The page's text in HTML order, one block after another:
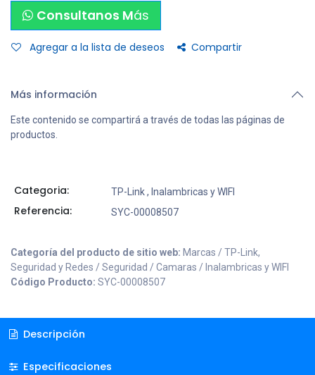
Consultanos Más
Agregar a la lista de deseos Compartir
Más información
Este contenido se compartirá a través de todas las páginas de
productos.
Categoria: TP-Link, Inalambricas y WIFI
Referencia: SYC-00008507
Categoría del producto de sitio web: Marcas / TP-Link,
Seguridad y Redes / Seguridad / Camaras / Inalambricas y WIFI
Código Producto: SYC-00008507
Descripción
Especificaciones